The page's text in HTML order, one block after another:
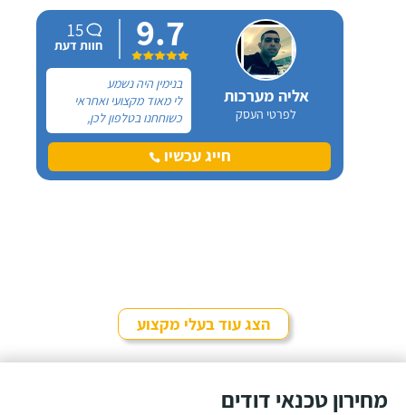
אליה מערכות
לפרטי העסק
9.7
15
חוות דעת
בנימין היה נשמע
לי מאוד מקצועי ואחראי
כשוחחנו בטלפון לכן,
הזמנתי אותו להחלפת דוד
שמש וקולטים בבניין בו אני
גרה והוא אכן נתן שירות
חייג עכשיו
הצג עוד בעלי מקצוע
מחירון טכנאי דודים